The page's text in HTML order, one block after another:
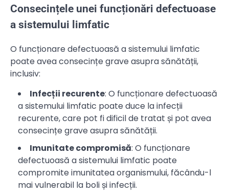
Consecințele unei funcționări defectuoase
a sistemului limfatic
O funcționare defectuoasă a sistemului limfatic
poate avea consecințe grave asupra sănătății,
inclusiv:
Infecții recurente: O funcționare defectuoasă
a sistemului limfatic poate duce la infecții
recurente, care pot fi dificil de tratat și pot avea
consecințe grave asupra sănătății.
Imunitate compromisă: O funcționare
defectuoasă a sistemului limfatic poate
compromite imunitatea organismului, făcându-l
mai vulnerabil la boli și infecții.